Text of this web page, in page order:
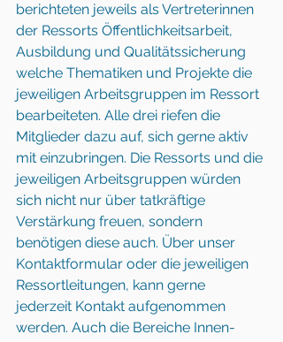
berichteten jeweils als Vertreterinnen
der Ressorts Öffentlichkeitsarbeit,
Ausbildung und Qualitätssicherung
welche Thematiken und Projekte die
jeweiligen Arbeitsgruppen im Ressort
bearbeiteten. Alle drei riefen die
Mitglieder dazu auf, sich gerne aktiv
mit einzubringen. Die Ressorts und die
jeweiligen Arbeitsgruppen würden
sich nicht nur über tatkräftige
Verstärkung freuen, sondern
benötigen diese auch. Über unser
Kontaktformular oder die jeweiligen
Ressortleitungen, kann gerne
jederzeit Kontakt aufgenommen
werden. Auch die Bereiche Innen-